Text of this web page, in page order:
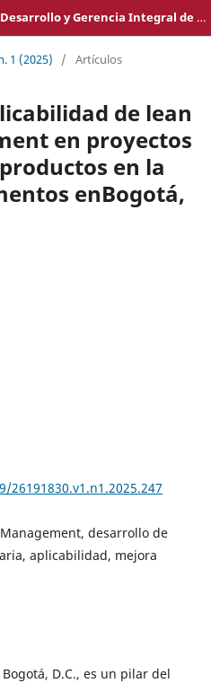
Revista Investigación en Desarrollo y Gerencia Integral de Proyectos. ISSN en línea 2619-1830
1 (2025) / Artículos
de lean
en proyectos
en la
enBogotá,
desarrollo de
aplicabilidad, mejora
D.C., es un pilar del